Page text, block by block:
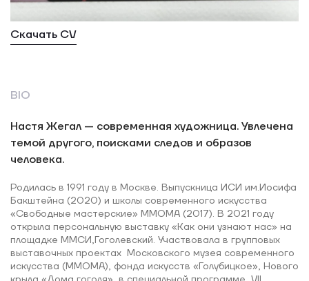
Скачать CV
BIO
Настя Жегал — современная художница. Увлечена
темой другого, поисками следов и образов
человека.
Родилась в 1991 году в Москве. Выпускница ИСИ им.Иосифа
Бакштейна (2020) и школы современного искусства
«Свободные мастерские» ММОМА (2017). В 2021 году
открыла персональную выставку «Как они узнают нас» на
площадке ММСИ,Гоголевский. Участвовала в групповых
выставочных проектах Московского музея современного
искусства (MMOMA), фонда искусств «Голубицкое», Нового